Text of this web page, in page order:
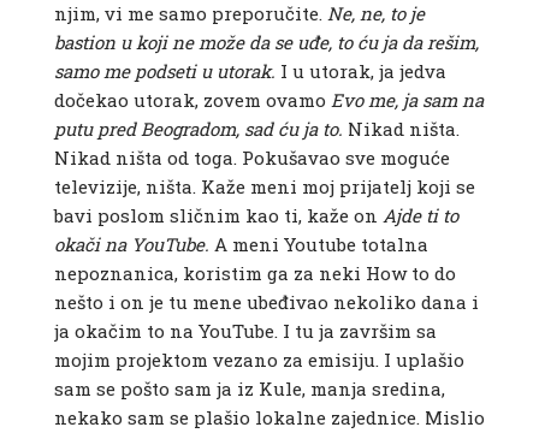
njim, vi me samo preporučite. Ne, ne, to je
bastion u koji ne može da se uđe, to ću ja da rešim,
samo me podseti u utorak. I u utorak, ja jedva
dočekao utorak, zovem ovamo Evo me, ja sam na
putu pred Beogradom, sad ću ja to. Nikad ništa.
Nikad ništa od toga. Pokušavao sve moguće
televizije, ništa. Kaže meni moj prijatelj koji se
bavi poslom sličnim kao ti, kaže on Ajde ti to
okači na YouTube. A meni Youtube totalna
nepoznanica, koristim ga za neki How to do
nešto i on je tu mene ubeđivao nekoliko dana i
ja okačim to na YouTube. I tu ja završim sa
mojim projektom vezano za emisiju. I uplašio
sam se pošto sam ja iz Kule, manja sredina,
nekako sam se plašio lokalne zajednice. Mislio